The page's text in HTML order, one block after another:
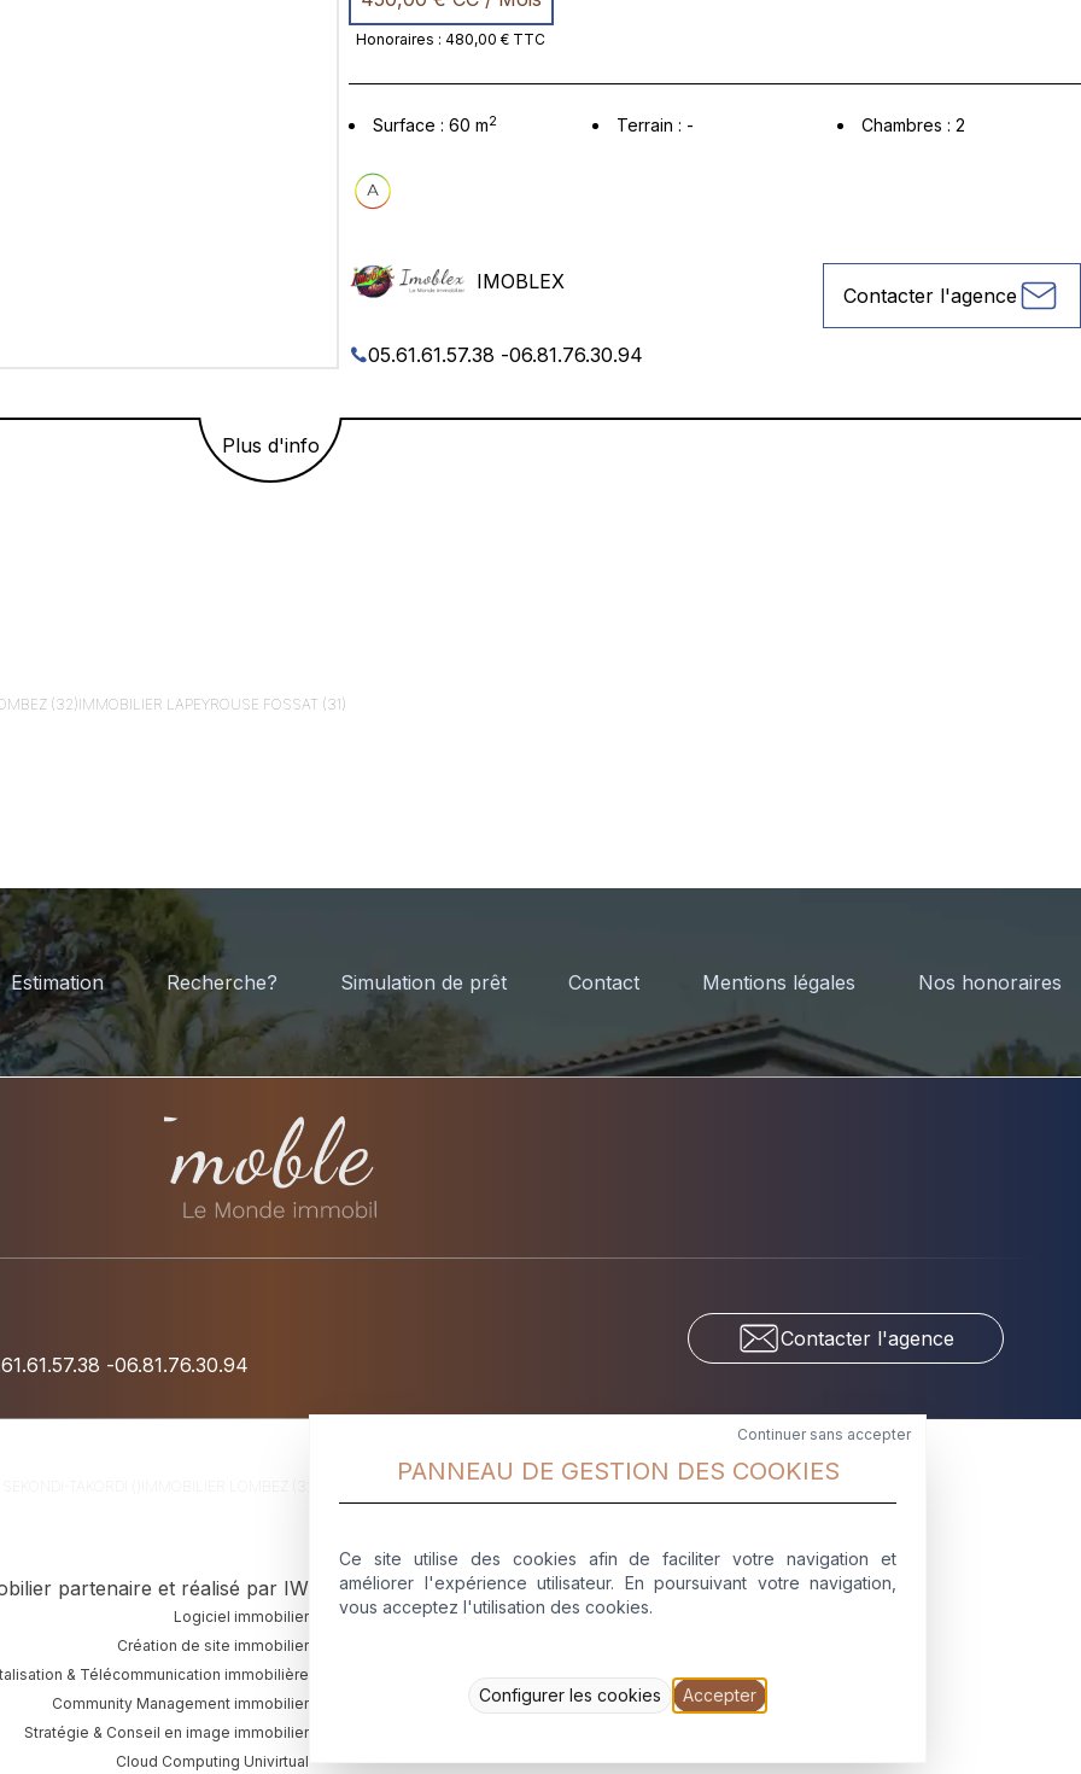
douche à l'italienne, une cuisine équipée en libre service, micro ondes, machine
Honoraires : 480,00 € TTC
Surface : 60 m2 Terrain : - Chambres : 2
IMOBLEX
05.61.61.57.38 -06.81.76.30.94
Contacter l'agence
Plus d'info
(32)IMMOBILIER LAPEYROUSE FOSSAT (31)
Estimation Recherche? Simulation de prêt Contact Mentions légales Nos honoraires
-06.81.76.30.94
Contacter l'agence
partenaire et réalisé par IWS Création ©Copyright 2022-2026
Logiciel immobilier
Création de site immobilier
& Télécommunication immobilière
Community Management immobilier
Stratégie & Conseil en image immobilier
Cloud Computing Univirtual
Continuer sans accepter
PANNEAU DE GESTION DES COOKIES
Ce site utilise des cookies afin de faciliter votre navigation et
améliorer l'expérience utilisateur. En poursuivant votre navigation,
vous acceptez l'utilisation des cookies.
Configurer les cookies Accepter